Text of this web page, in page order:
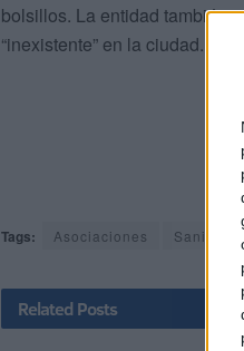
bolsillos. La entidad también
“inexistente” en la ciudad.
Tags: Asociaciones Sanidad
Related Posts